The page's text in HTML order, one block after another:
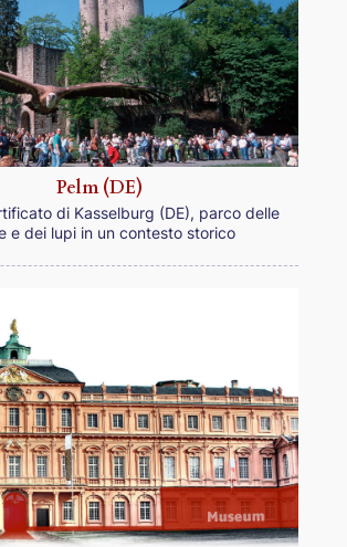
Pelm (DE)
di Kasselburg (DE), parco delle
e dei lupi in un contesto storico